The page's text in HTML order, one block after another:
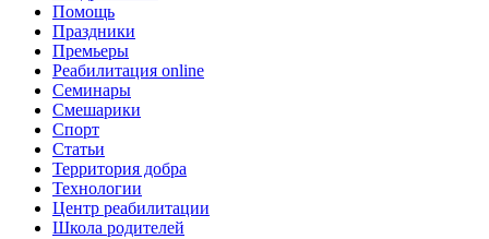
Помощь
Праздники
Премьеры
Реабилитация online
Семинары
Смешарики
Спорт
Статьи
Территория добра
Технологии
Центр реабилитации
Школа родителей